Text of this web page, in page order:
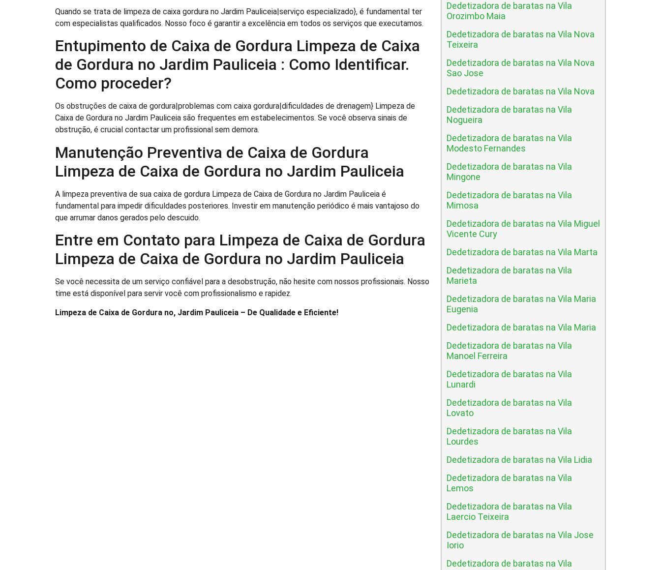
Quando se trata de limpeza de caixa gordura no Jardim Pauliceia|serviço especializado}, é fundamental ter
com especialistas qualificados. Nosso foco é garantir a excelência em todos os serviços que executamos.
Entupimento de Caixa de Gordura Limpeza de Caixa
de Gordura no Jardim Pauliceia : Como Identificar.
Como proceder?
Os obstruções de caixa de gordura|problemas com caixa gordura|dificuldades de drenagem} Limpeza de
Caixa de Gordura no Jardim Pauliceia são frequentes em estabelecimentos. Se você observa sinais de
obstrução, é crucial contactar um profissional sem demora.
Manutenção Preventiva de Caixa de Gordura
Limpeza de Caixa de Gordura no Jardim Pauliceia
A limpeza preventiva de sua caixa de gordura Limpeza de Caixa de Gordura no Jardim Pauliceia é
fundamental para impedir dificuldades posteriores. Investir em manutenção periódico é mais vantajoso do
que arrumar danos gerados pelo descuido.
Entre em Contato para Limpeza de Caixa de Gordura
Limpeza de Caixa de Gordura no Jardim Pauliceia
Se você necessita de um serviço confiável para a desobstrução, não hesite com nossos profissionais. Nosso
time está disponível para servir você com profissionalismo e rapidez.
Limpeza de Caixa de Gordura no, Jardim Pauliceia – De Qualidade e Eficiente!
Dedetizadora de baratas na Vila
Orozimbo Maia
Dedetizadora de baratas na Vila Nova
Teixeira
Dedetizadora de baratas na Vila Nova
Sao Jose
Dedetizadora de baratas na Vila Nova
Dedetizadora de baratas na Vila
Nogueira
Dedetizadora de baratas na Vila
Modesto Fernandes
Dedetizadora de baratas na Vila
Mingone
Dedetizadora de baratas na Vila
Mimosa
Dedetizadora de baratas na Vila Miguel
Vicente Cury
Dedetizadora de baratas na Vila Marta
Dedetizadora de baratas na Vila
Marieta
Dedetizadora de baratas na Vila Maria
Eugenia
Dedetizadora de baratas na Vila Maria
Dedetizadora de baratas na Vila
Manoel Ferreira
Dedetizadora de baratas na Vila
Lunardi
Dedetizadora de baratas na Vila
Lovato
Dedetizadora de baratas na Vila
Lourdes
Dedetizadora de baratas na Vila Lidia
Dedetizadora de baratas na Vila
Lemos
Dedetizadora de baratas na Vila
Laercio Teixeira
Dedetizadora de baratas na Vila Jose
Iorio
Dedetizadora de baratas na Vila